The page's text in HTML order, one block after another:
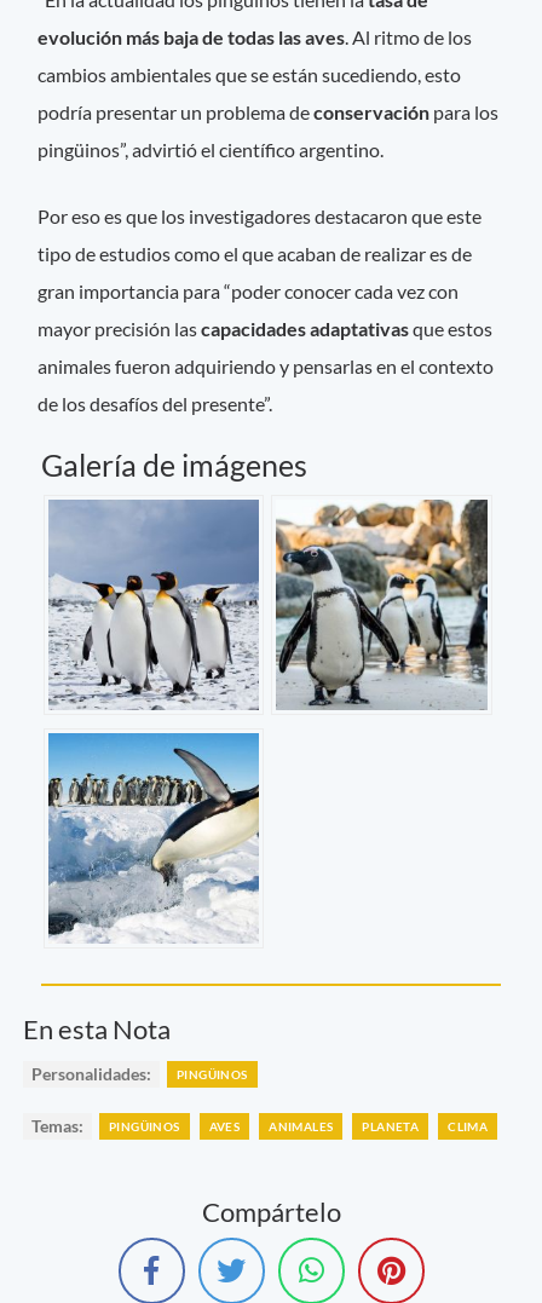
evolución más bajade todas lasaves. Al ritmo de los
cambios ambientales que se están sucediendo, esto
podría presentar un problema deconservación para los
pingüinos”, advirtió el científico argentino.
Por eso es que los investigadores destacaron que este
tipo de estudios como el que acaban de realizar es de
gran importancia para “poder conocer cada vez con
mayor precisión lascapacidades adaptativasque estos
animales fueron adquiriendo y pensarlas en el contexto
de los desafíos del presente”.
Galería de imágenes
En esta Nota
Personalidades: PINGÜINOS
Temas: PINGÜINOS AVES ANIMALES PLANETA CLIMA
Compártelo